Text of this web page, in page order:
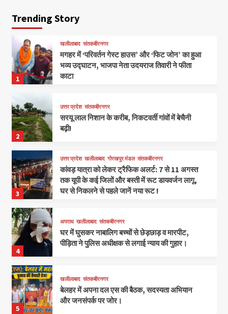
Trending Story
1
खलीलाबाद संतकबीरनगर
मगहर में ‘परिवर्तन गेस्ट हाउस’ और ‘फिट जोन’ का हुआ
भव्य उद्घाटन, भाजपा नेता उदयराज तिवारी ने फीता
काटा
2
उत्तर प्रदेश संतकबीरनगर
सरयू लाल निशान के करीब, निकटवर्ती गांवों में बेचैनी
बढ़ी!
3
उत्तर प्रदेश खलीलाबाद गोरखपुर मंडल संतकबीरनगर
कांवड़ यात्रा को लेकर ट्रैफिक अलर्ट: 7 से 11 अगस्त
तक यूपी के कई जिलों और बस्ती में रूट डायवर्जन लागू,
घर से निकलने से पहले जानें नया रूट !
4
अपराध खलीलाबाद संतकबीरनगर
घर में घुसकर नाबालिग बच्चों से छेड़छाड़ व मारपीट,
पीड़िता ने पुलिस अधीक्षक से लगाई न्याय की गुहार।
5
खलीलाबाद संतकबीरनगर
बेलहर में अपना दल एस की बैठक, सदस्यता अभियान
और जनसंपर्क पर जोर।